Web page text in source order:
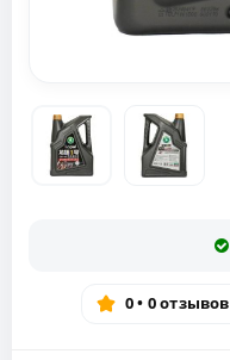
0 • 0 отзывов